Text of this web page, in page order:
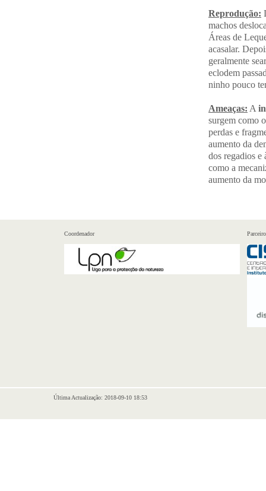
Reprodução:
machos
Áreas de
acasalar.
geralmente
eclodem
ninho pouco
Ameaças: A
surgem como
perdas e
aumento da
dos regadios e
como a
aumento da
Coordenador
Última Actualização: 2018-09-10 18:53